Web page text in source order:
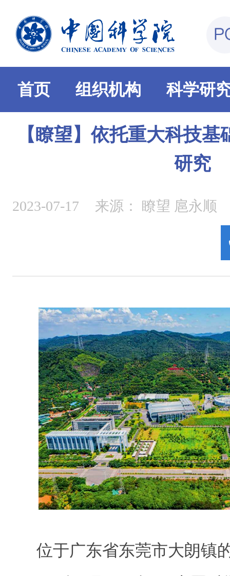
首页 组织机构 科学研
【瞭望】依托重大科技
研究
2023-07-17 来源： 瞭望 扈永顺
位于广东省东莞市大朗镇